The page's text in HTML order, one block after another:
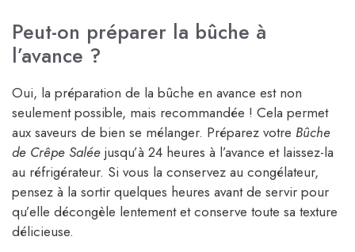
Peut-on préparer la bûche à
l’avance ?
Oui, la préparation de la bûche en avance est non
seulement possible, mais recommandée ! Cela permet
aux saveurs de bien se mélanger. Préparez votre Bûche
de Crêpe Salée jusqu’à 24 heures à l’avance et laissez-la
au réfrigérateur. Si vous la conservez au congélateur,
pensez à la sortir quelques heures avant de servir pour
qu’elle décongèle lentement et conserve toute sa texture
délicieuse.